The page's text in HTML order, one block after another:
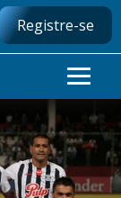
Registre-se